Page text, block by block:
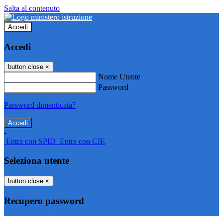
Salta al contenuto
Accedi
Accedi
button close ×
Nome Utente
Password
Password dimenticata?
-
Entra con SPID Entra con CIE
Seleziona utente
button close ×
Recupero password